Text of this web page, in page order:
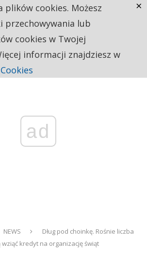
ad
NEWS
Dług pod choinkę. Rośnie liczba
kredyt na organizację świąt
plików cookies. Możesz
przechowywania lub
cookies w Twojej
informacji znajdziesz w
×